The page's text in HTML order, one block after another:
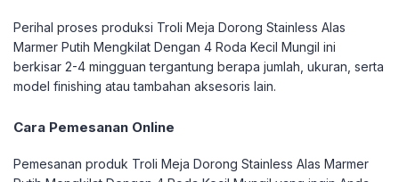
Perihal proses produksi Troli Meja Dorong Stainless Alas
Marmer Putih Mengkilat Dengan 4 Roda Kecil Mungil ini
berkisar 2-4 mingguan tergantung berapa jumlah, ukuran, serta
model finishing atau tambahan aksesoris lain.
Cara Pemesanan Online
Pemesanan produk Troli Meja Dorong Stainless Alas Marmer